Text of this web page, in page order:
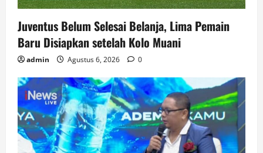
Juventus Belum Selesai Belanja, Lima Pemain
Baru Disiapkan setelah Kolo Muani
admin Agustus 6, 2026 0